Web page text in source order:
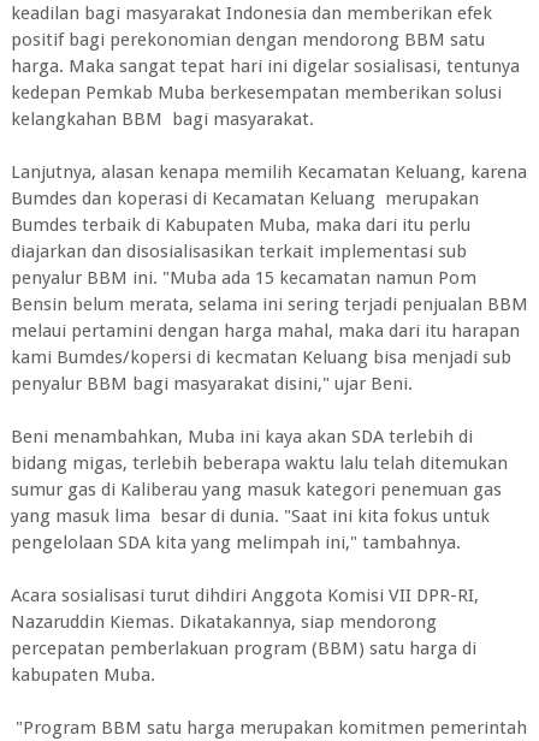
keadilan bagi masyarakat Indonesia dan memberikan efek
positif bagi perekonomian dengan mendorong BBM satu
harga. Maka sangat tepat hari ini digelar sosialisasi, tentunya
kedepan Pemkab Muba berkesempatan memberikan solusi
kelangkahan BBM bagi masyarakat.
Lanjutnya, alasan kenapa memilih Kecamatan Keluang, karena
Bumdes dan koperasi di Kecamatan Keluang merupakan
Bumdes terbaik di Kabupaten Muba, maka dari itu perlu
diajarkan dan disosialisasikan terkait implementasi sub
penyalur BBM ini. "Muba ada 15 kecamatan namun Pom
Bensin belum merata, selama ini sering terjadi penjualan BBM
melaui pertamini dengan harga mahal, maka dari itu harapan
kami Bumdes/kopersi di kecmatan Keluang bisa menjadi sub
penyalur BBM bagi masyarakat disini," ujar Beni.
Beni menambahkan, Muba ini kaya akan SDA terlebih di
bidang migas, terlebih beberapa waktu lalu telah ditemukan
sumur gas di Kaliberau yang masuk kategori penemuan gas
yang masuk lima besar di dunia. "Saat ini kita fokus untuk
pengelolaan SDA kita yang melimpah ini," tambahnya.
Acara sosialisasi turut dihdiri Anggota Komisi VII DPR-RI,
Nazaruddin Kiemas. Dikatakannya, siap mendorong
percepatan pemberlakuan program (BBM) satu harga di
kabupaten Muba.
"Program BBM satu harga merupakan komitmen pemerintah